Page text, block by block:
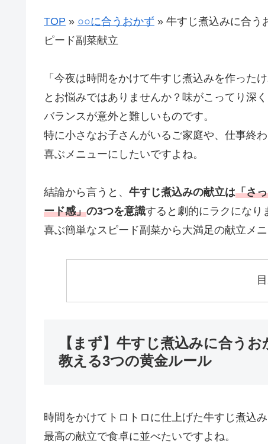
TOP » ○○に合うおかず » 牛すじ煮込みに合う
ピード副菜献立
「今夜は時間をかけて牛すじ煮込みを作っ
とお悩みではありませんか？味がこってり深
バランスが意外と難しいものです。
特に小さなお子さんがいるご家庭や、仕事終
喜ぶメニューにしたいですよね。
結論から言うと、 牛すじ煮込みの献立は「さ
ード感」の3つを意識すると劇的にラクになり
喜ぶ簡単なスピード副菜から大満足の献立メ
【まず】牛すじ煮込みに合う
教える3つの黄金ルール
時間をかけてトロトロに仕上げた牛すじ煮込
最高の献立で食卓に並べたいですよね。